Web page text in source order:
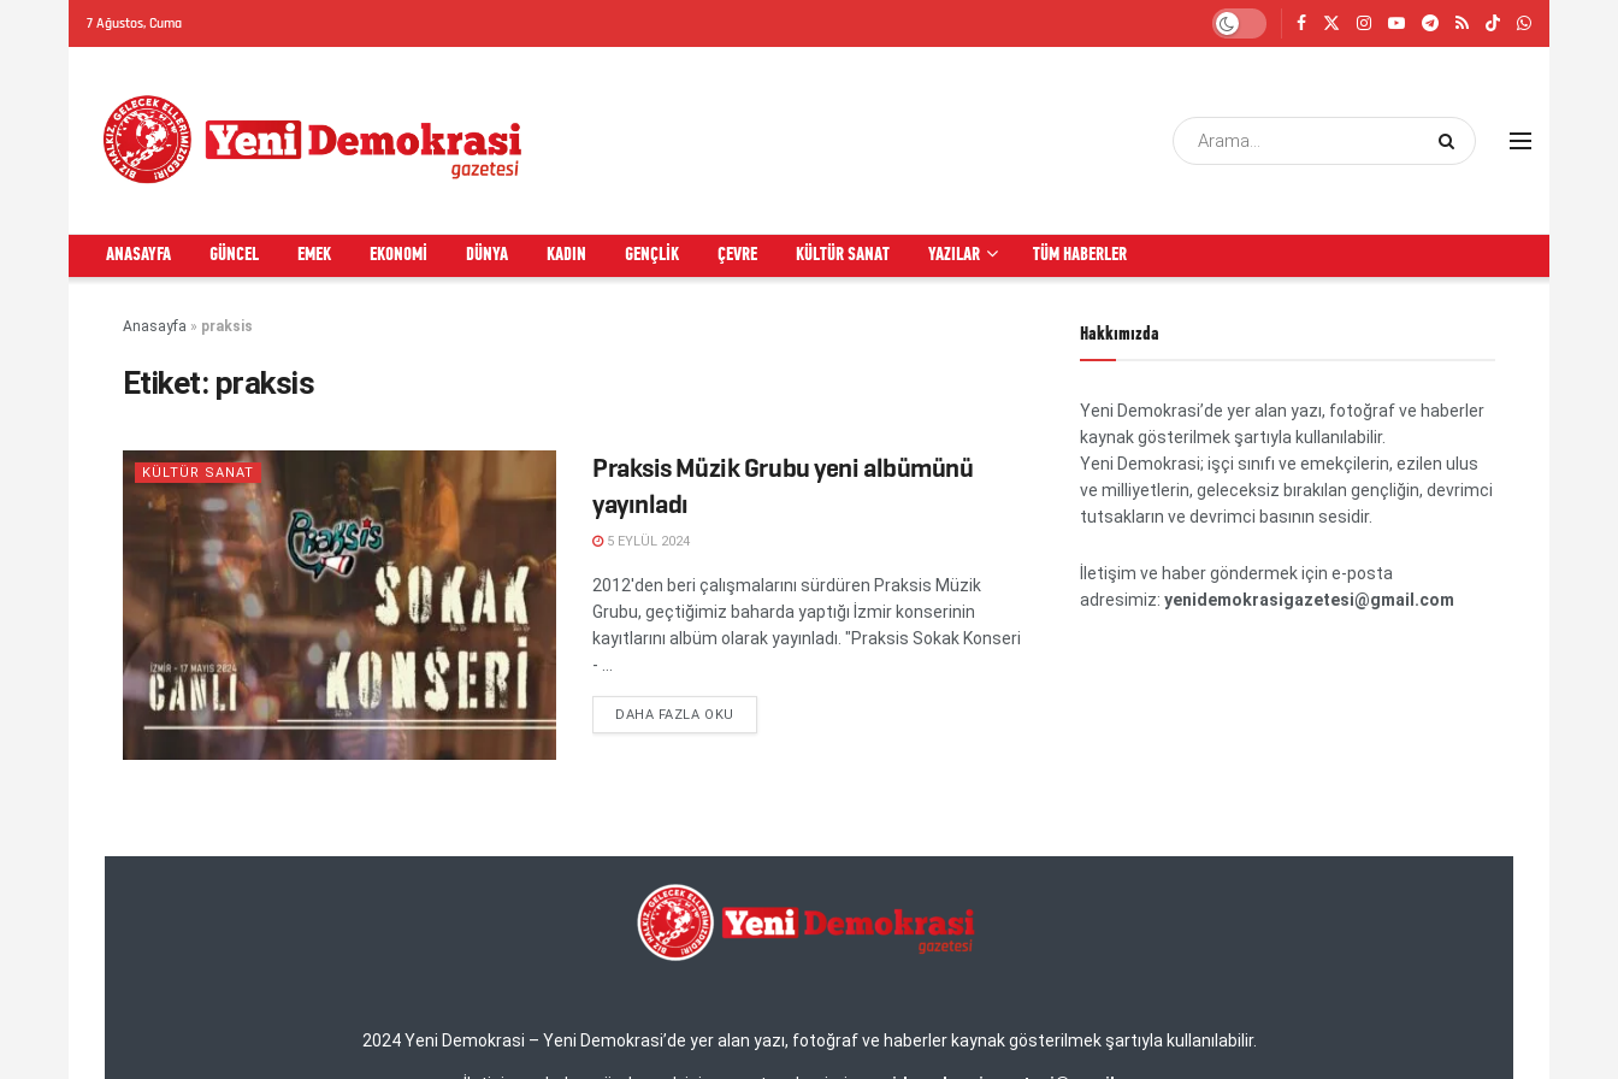
7 Ağustos, Cuma
ANASAYFA GÜNCEL EMEK EKONOMI DÜNYA KADIN GENÇLIK ÇEVRE KÜLTÜR SANAT YAZILAR TÜM HABERLER
Anasayfa » praksis
Etiket: praksis
KÜLTÜR SANAT
Praksis Müzik Grubu yeni albümünü
yayınladı
5 EYLÜL 2024
2012'den beri çalışmalarını sürdüren Praksis Müzik
Grubu, geçtiğimiz baharda yaptığı İzmir konserinin
kayıtlarını albüm olarak yayınladı. "Praksis Sokak Konseri
- ...
DAHA FAZLA OKU
Hakkımızda
Yeni Demokrasi’de yer alan yazı, fotoğraf ve haberler
kaynak gösterilmek şartıyla kullanılabilir.
Yeni Demokrasi; işçi sınıfı ve emekçilerin, ezilen ulus
ve milliyetlerin, geleceksiz bırakılan gençliğin, devrimci
tutsakların ve devrimci basının sesidir.
İletişim ve haber göndermek için e-posta
adresimiz: yenidemokrasigazetesi@gmail.com
2024 Yeni Demokrasi – Yeni Demokrasi’de yer alan yazı, fotoğraf ve haberler kaynak gösterilmek şartıyla kullanılabilir.